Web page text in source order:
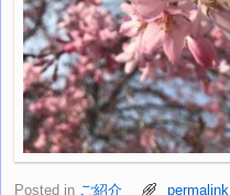
Posted in ご紹介 permalink